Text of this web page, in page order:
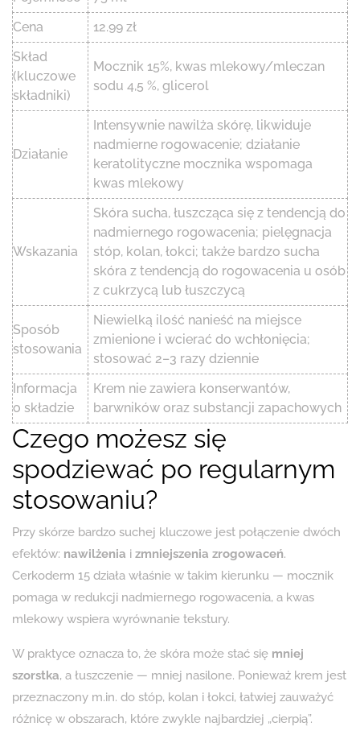
Cena
12.99 zł
Skład
(kluczowe
składniki)
Mocznik 15%, kwas mlekowy/mleczan
sodu 4,5 %, glicerol
Działanie
Intensywnie nawilża skórę, likwiduje
nadmierne rogowacenie; działanie
keratolityczne mocznika wspomaga
kwas mlekowy
Wskazania
Skóra sucha, łuszcząca się z tendencją do
nadmiernego rogowacenia; pielęgnacja
stóp, kolan, łokci; także bardzo sucha
skóra z tendencją do rogowacenia u osób
z cukrzycą lub łuszczycą
Sposób
stosowania
Niewielką ilość nanieść na miejsce
zmienione i wcierać do wchłonięcia;
stosować 2–3 razy dziennie
Informacja
o składzie
Krem nie zawiera konserwantów,
barwników oraz substancji zapachowych
Czego możesz się
spodziewać po regularnym
stosowaniu?
Przy skórze bardzo suchej kluczowe jest połączenie dwóch
efektów: nawilżenia i zmniejszenia zrogowaceń.
Cerkoderm 15 działa właśnie w takim kierunku — mocznik
pomaga w redukcji nadmiernego rogowacenia, a kwas
mlekowy wspiera wyrównanie tekstury.
W praktyce oznacza to, że skóra może stać się mniej
szorstka, a łuszczenie — mniej nasilone. Ponieważ krem jest
przeznaczony m.in. do stóp, kolan i łokci, łatwiej zauważyć
różnicę w obszarach, które zwykle najbardziej „cierpią”.